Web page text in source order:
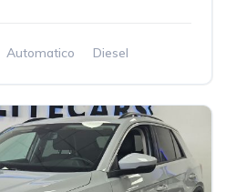
Automatico
Diesel